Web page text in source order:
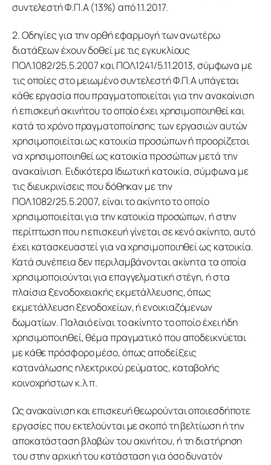
συντελεστή Φ.Π.Α (13%) από 1.1.2017.
2. Οδηγίες για την ορθή εφαρμογή των ανωτέρω
διατάξεων έχουν δοθεί με τις εγκυκλίους
ΠΟΛ.1082/25.5.2007 και ΠΟΛ.1241/5.11.2013, σύμφωνα με
τις οποίες στο μειωμένο συντελεστή Φ.Π.Α υπάγεται
κάθε εργασία που πραγματοποιείται για την ανακαίνιση
ή επισκευή ακινήτου το οποίο έχει χρησιμοποιηθεί και
κατά το χρόνο πραγματοποίησης των εργασιών αυτών
χρησιμοποιείται ως κατοικία προσώπων ή προορίζεται
να χρησιμοποιηθεί ως κατοικία προσώπων μετά την
ανακαίνιση. Ειδικότερα Ιδιωτική κατοικία, σύμφωνα με
τις διευκρινίσεις που δόθηκαν με την
ΠΟΛ.1082/25.5.2007, είναι το ακίνητο το οποίο
χρησιμοποιείται για την κατοικία προσώπων, ή στην
περίπτωση που η επισκευή γίνεται σε κενό ακίνητο, αυτό
έχει κατασκευαστεί για να χρησιμοποιηθεί ως κατοικία.
Κατά συνέπεια δεν περιλαμβάνονται ακίνητα τα οποία
χρησιμοποιούνται για επαγγελματική στέγη, ή στα
πλαίσια ξενοδοχειακής εκμετάλλευσης, όπως
εκμετάλλευση ξενοδοχείων, ή ενοικιαζόμενων
δωματίων. Παλαιό είναι το ακίνητο το οποίο έχει ήδη
χρησιμοποιηθεί, θέμα πραγματικό που αποδεικνύεται
με κάθε πρόσφορο μέσο, όπως αποδείξεις
κατανάλωσης ηλεκτρικού ρεύματος, καταβολής
κοινοχρήστων κ.λ.π.
Ως ανακαίνιση και επισκευή θεωρούνται οποιεσδήποτε
εργασίες που εκτελούνται με σκοπό τη βελτίωση ή την
αποκατάσταση βλαβών του ακινήτου, ή τη διατήρηση
του στην αρχική του κατάσταση για όσο δυνατόν